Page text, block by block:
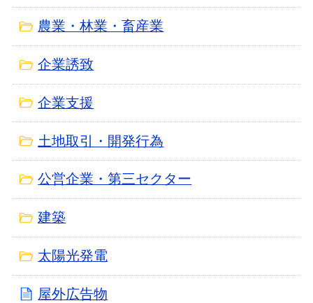
農業・林業・畜産業
企業誘致
企業支援
土地取引・開発行為
公営企業・第三セクター
建築
太陽光発電
屋外広告物